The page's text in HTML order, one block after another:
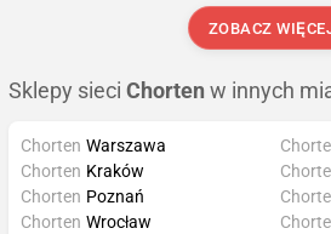
ZOBACZ
Sklepy sieci Chorten w innych
Chorten Warszawa
Chorten Kraków
Chorten Poznań
Chorten Wrocław